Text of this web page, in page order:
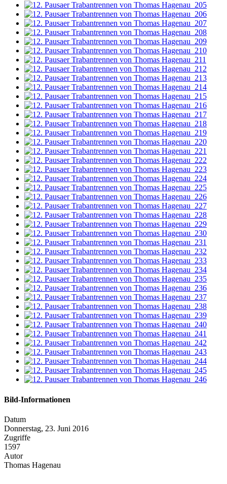
Bild-Informationen
Datum
Donnerstag, 23. Juni 2016
Zugriffe
1597
Autor
Thomas Hagenau